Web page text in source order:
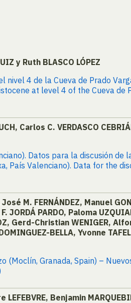
y Ruth BLASCO LÓPEZ
4 de la Cueva de Prado
at level 4 of the Cueva de
Carlos C. VERDASCO
Datos para la discusión de
País Valenciano). Data for the
M. FERNÁNDEZ, Manuel
JORDÁ PARDO, Paloma
Gerd-Christian WENIGER,
BELLA, Yvonne
Granada, Spain) –
Benjamin